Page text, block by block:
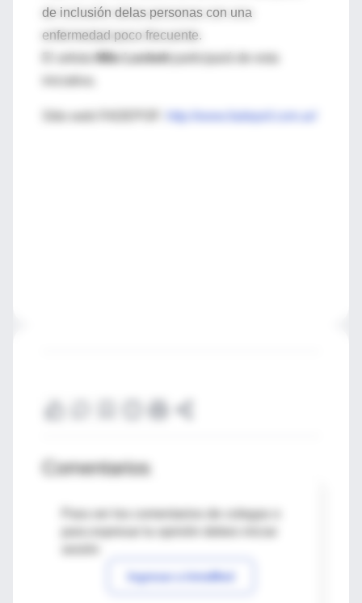
de inclusión delas personas con una
enfermedad poco frecuente.
Milo Lockett
Comentarios
Para ver los comentarios de colegas o
Ingresar a IntraMed